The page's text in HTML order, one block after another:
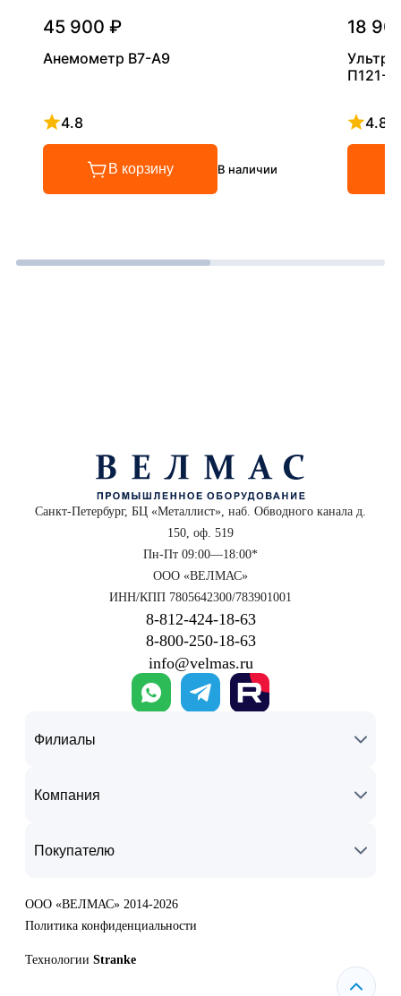
45 900 ₽
Анемометр В7-А9
4.8
Рейтинг 4.8 из 5
В корзину В наличии
18
П121-
4.8
Санкт-Петербург, БЦ «Металлист», наб. Обводного канала д.
150, оф. 519
Пн-Пт 09:00—18:00*
ООО «ВЕЛМАС»
ИНН/КПП 7805642300/783901001
8‑812‑424‑18‑63
8‑800‑250‑18‑63
info@velmas.ru
Филиалы
Компания
Покупателю
ООО «ВЕЛМАС» 2014-2026
Политика конфиденциальности
Технологии Stranke